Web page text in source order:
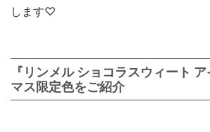
します♡
『リンメル ショコラスウィート
マス限定色をご紹介